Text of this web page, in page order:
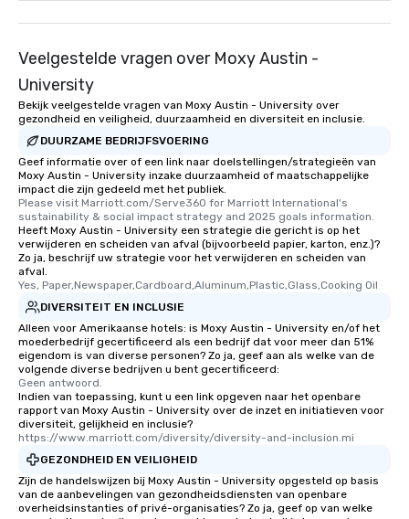
Veelgestelde vragen over Moxy Austin -
University
Bekijk veelgestelde vragen van Moxy Austin - University over
gezondheid en veiligheid, duurzaamheid en diversiteit en inclusie.
DUURZAME BEDRIJFSVOERING
Geef informatie over of een link naar doelstellingen/strategieën van
Moxy Austin - University inzake duurzaamheid of maatschappelijke
impact die zijn gedeeld met het publiek.
Please visit Marriott.com/Serve360 for Marriott International's
sustainability & social impact strategy and 2025 goals information.
Heeft Moxy Austin - University een strategie die gericht is op het
verwijderen en scheiden van afval (bijvoorbeeld papier, karton, enz.)?
Zo ja, beschrijf uw strategie voor het verwijderen en scheiden van
afval.
Yes, Paper,Newspaper,Cardboard,Aluminum,Plastic,Glass,Cooking Oil
DIVERSITEIT EN INCLUSIE
Alleen voor Amerikaanse hotels: is Moxy Austin - University en/of het
moederbedrijf gecertificeerd als een bedrijf dat voor meer dan 51%
eigendom is van diverse personen? Zo ja, geef aan als welke van de
volgende diverse bedrijven u bent gecertificeerd:
Geen antwoord.
Indien van toepassing, kunt u een link opgeven naar het openbare
rapport van Moxy Austin - University over de inzet en initiatieven voor
diversiteit, gelijkheid en inclusie?
https://www.marriott.com/diversity/diversity-and-inclusion.mi
GEZONDHEID EN VEILIGHEID
Zijn de handelswijzen bij Moxy Austin - University opgesteld op basis
van de aanbevelingen van gezondheidsdiensten van openbare
overheidsinstanties of privé-organisaties? Zo ja, geef op van welke